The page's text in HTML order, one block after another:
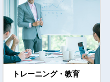
トレーニング・教育